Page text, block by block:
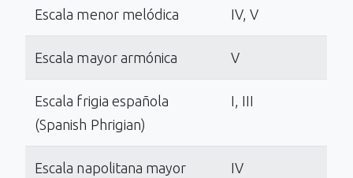
Escala menor melódica IV, V
Escala mayor armónica V
Escala frigia española
(Spanish Phrigian)
I, III
Escala napolitana mayor IV